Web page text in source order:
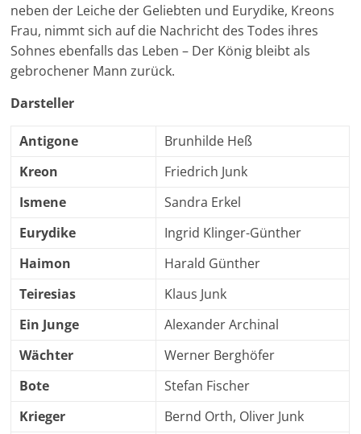
neben der Leiche der Geliebten und Eurydike, Kreons
Frau, nimmt sich auf die Nachricht des Todes ihres
Sohnes ebenfalls das Leben – Der König bleibt als
gebrochener Mann zurück.
Darsteller
Antigone
Brunhilde Heß
Kreon
Friedrich Junk
Ismene
Sandra Erkel
Eurydike
Ingrid Klinger-Günther
Haimon
Harald Günther
Teiresias
Klaus Junk
Ein Junge
Alexander Archinal
Wächter
Werner Berghöfer
Bote
Stefan Fischer
Krieger
Bernd Orth, Oliver Junk